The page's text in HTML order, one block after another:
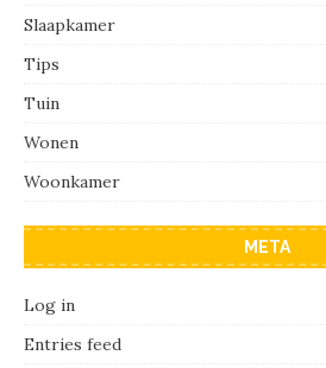
Slaapkamer
Tips
Tuin
Wonen
Woonkamer
META
Log in
Entries feed